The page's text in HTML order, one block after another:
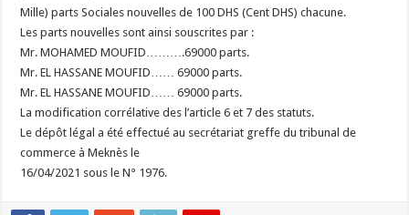
Mille) parts Sociales nouvelles de 100 DHS (Cent DHS) chacune.
Les parts nouvelles sont ainsi souscrites par :
Mr. MOHAMED MOUFID……….69000 parts.
Mr. EL HASSANE MOUFID…… 69000 parts.
Mr. EL HASSANE MOUFID…… 69000 parts.
La modification corrélative des l’article 6 et 7 des statuts.
Le dépôt légal a été effectué au secrétariat greffe du tribunal de
commerce à Meknès le
16/04/2021 sous le N° 1976.